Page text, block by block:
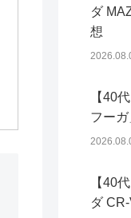
ダ
想
【40
フー
【40
ダ